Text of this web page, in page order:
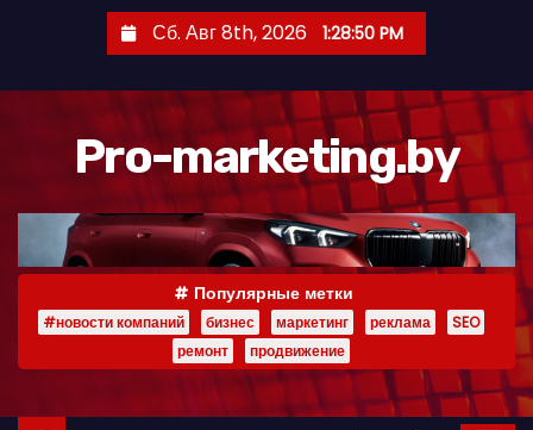
р
Сб. Авг 8th, 2026 1:28:51 PM
Pro-marketing.by
Популярные метки
#новости компаний бизнес маркетинг реклама
SEO
ремонт
продвижение